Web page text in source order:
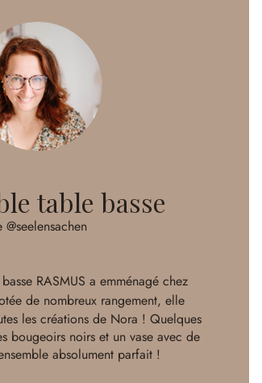
table basse
@seelensachen
RASMUS a emménagé chez
de nombreux rangement, elle
les créations de Nora ! Quelques
bougeoirs noirs et un vase avec de
absolument parfait !